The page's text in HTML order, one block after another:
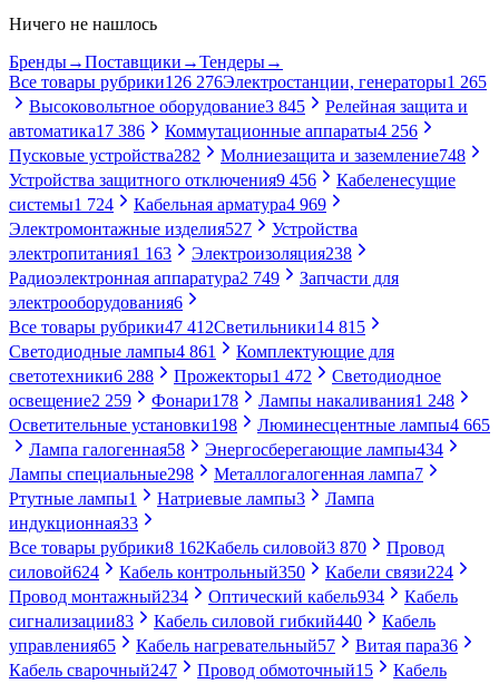
Ничего не нашлось
Бренды→Поставщики →Тендеры→
Все товары рубрики126 276Электростанции, генераторы1 265
Высоковольтное оборудование3 845
Релейная защита и
автоматика17 386 Коммутационные аппараты4 256
Пусковые устройства282 Молниезащита и заземление748
Устройства защитного отключения9 456
Кабеленесущие
системы1 724 Кабельная арматура4 969
Электромонтажные изделия527
Устройства
электропитания1 163 Электроизоляция238
Радиоэлектронная аппаратура2 749
Запчасти для
электрооборудования6
Все товары рубрики47 412Светильники14 815
Светодиодные лампы4 861
Комплектующие для
светотехники6 288 Прожекторы1 472
Светодиодное
освещение2 259 Фонари178 Лампы накаливания1 248
Осветительные установки198 Люминесцентные лампы4 665
Лампа галогенная58 Энергосберегающие лампы434
Лампы специальные298 Металлогалогенная лампа7
Ртутные лампы1 Натриевые лампы3
Лампа
индукционная33
Все товары рубрики8 162Кабель силовой3 870
Провод
силовой624 Кабель контрольный350 Кабели связи224
Провод монтажный234 Оптический кабель934
Кабель
сигнализации83 Кабель силовой гибкий440
Кабель
управления65 Кабель нагревательный57 Витая пара36
Кабель сварочный247 Провод обмоточный15
Кабель